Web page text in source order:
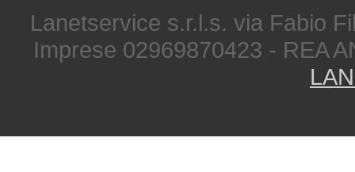
Lanetservice s.r.l.s. via Fabio
Imprese 02969870423 - REA